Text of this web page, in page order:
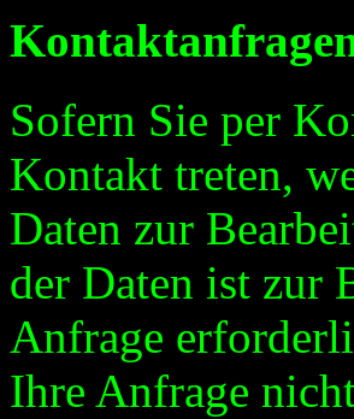
Sofern Sie per
Kontakt treten,
Daten zur
der Daten ist zur
Anfrage
Ihre Anfrage